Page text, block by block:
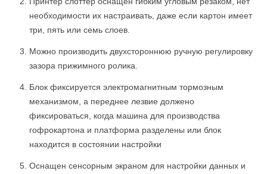
необходимости их настраивать, даже если картон имеет
три, пять или семь слоев.
Можно производить двухстороннюю ручную регулировку
зазора прижимного ролика.
Блок фиксируется электромагнитным тормозным
механизмом, а переднее лезвие должено
фиксироваться, когда машина для производства
гофрокартона и платформа разделены или блок
находится в состоянии настройки
Оснащен сенсорным экраном для настройки данных и